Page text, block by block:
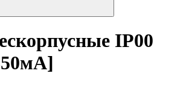
IP00